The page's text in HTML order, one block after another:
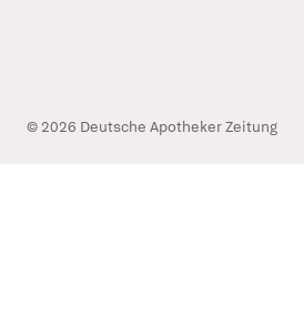
© 2026 Deutsche Apotheker Zeitung